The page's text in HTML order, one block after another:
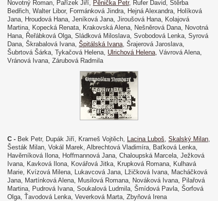
Novotný Roman, Pařízek Jiří, Pěnička Petr, Rufer David, Štěrba
Bedřich, Walter Libor, Formánková Jindra, Hejná Alexandra, Holíková
Jana, Hroudová Hana, Jeníková Jana, Jiroušová Hana, Kolajová
Martina, Kopecká Renata, Krakovská Alena, Nešněrová Dana, Novotná
Hana, Řeřábková Olga, Sládková Miloslava, Svobodová Lenka, Syrová
Dana, Škrabalová Ivana, Špitálská Ivana, Šrajerová Jaroslava,
Šubrtová Šárka, Tykačová Helena, Ulrichová Helena, Vávrová Alena,
Vránová Ivana, Zárubová Radmila
C - Bek Petr, Dupák Jiří, Krameš Vojtěch, Lacina Luboš Skalský Milan
Šesták Milan, Vokál Marek, Albrechtová Vladimíra, Baťková Lenka,
Havěrníková Ilona, Hoffmannová Jana, Chaloupská Marcela, Ježková
Ivana, Kavková Ilona, Kovářová Jitka, Krupková Romana, Kulhavá
Marie, Kvízová Milena, Lukavcová Jana, Lžičková Ivana, Macháčková
Jana, Martínková Alena, Musilová Romana, Nováková Ivana, Pilařová
Martina, Pudrová Ivana, Soukalová Ludmila, Šmídová Pavla, Šorfová
Olga, Ťavodová Lenka, Veverková Marta, Zbyňová Irena